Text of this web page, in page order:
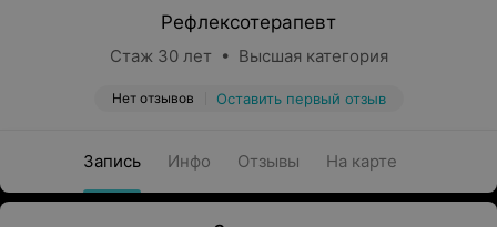
Рефлексотерапевт
Стаж 30 лет • Высшая категория
Нет отзывов Оставить первый отзыв
Запись Инфо Отзывы На карте